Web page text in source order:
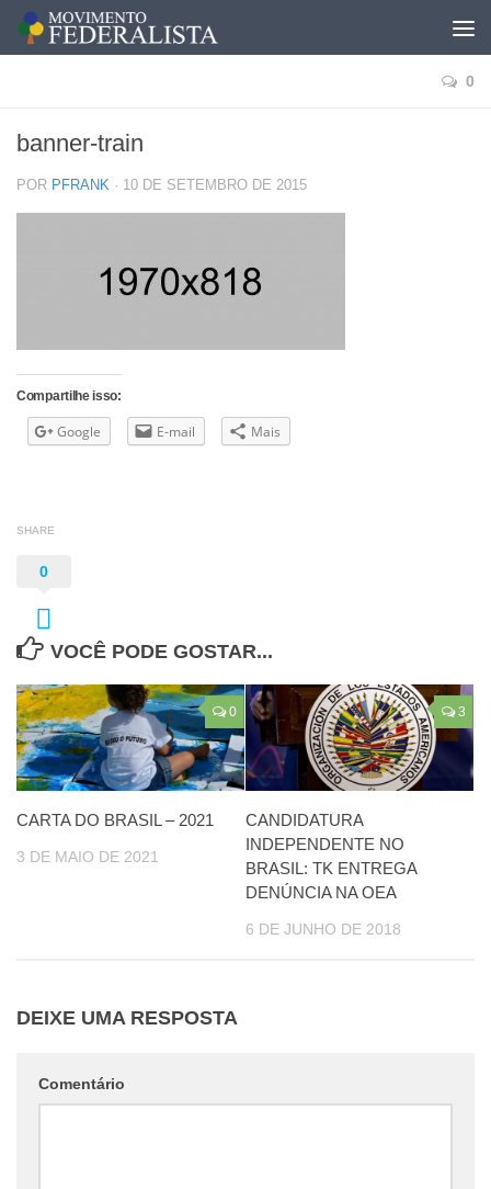
0
banner-train
POR PFRANK · 10 DE SETEMBRO DE 2015
Compartilhe isso:
Google E-mail Mais
SHARE
0
VOCÊ PODE GOSTAR...
0
CARTA DO BRASIL – 2021
3 DE MAIO DE 2021
3
CANDIDATURA
INDEPENDENTE NO
BRASIL: TK ENTREGA
DENÚNCIA NA OEA
6 DE JUNHO DE 2018
DEIXE UMA RESPOSTA
Comentário